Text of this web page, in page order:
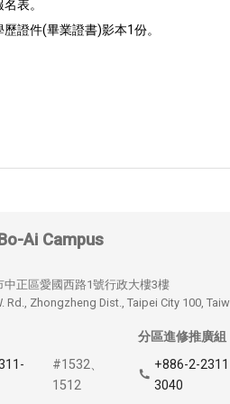
名表。
歷證件(畢業證書)影本1份。
Ai Campus
中正區愛國西路1號行政大樓3樓
Rd., Zhongzheng Dist., Taipei City 100,
#1532、
1512
分區進修推廣組
+886-2-
3040